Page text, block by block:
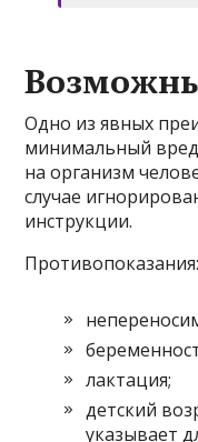
Одно из явных
минимальный
на организм
случае
инструкции.
Противопоказания:
лактация;
детский
указывает